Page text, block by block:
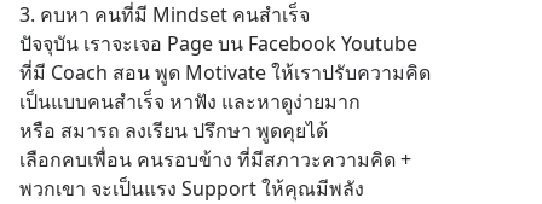
3. คบหา คนที่มี Mindset คนสำเร็จ
ปัจจุบัน เราจะเจอ Page บน Facebook Youtube
ที่มี Coach สอน พูด Motivate ให้เราปรับความคิด
เป็นแบบคนสำเร็จ หาฟัง และหาดูง่ายมาก
หรือ สมารถ ลงเรียน ปรึกษา พูดคุยได้
เลือกคบเพื่อน คนรอบข้าง ที่มีสภาวะความคิด +
พวกเขา จะเป็นแรง Support ให้คุณมีพลัง